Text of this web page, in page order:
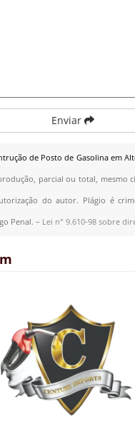
Enviar
de Posto de Gasolina em
parcial ou total, mesmo
do autor. Plágio é
Penal. – Lei n° 9.610-98 sobre